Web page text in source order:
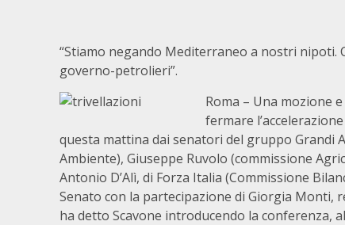
“Stiamo negando Mediterraneo a nostri nipoti.
governo-petrolieri”.
Roma – Una mozione
fermare
questa mattina dai senatori del gruppo Grandi
Ambiente), Giuseppe Ruvolo (commissione
Antonio D’Alì, di Forza Italia (Commissione
Senato con la partecipazione di Giorgia Monti,
ha detto Scavone introducendo la conferenza,